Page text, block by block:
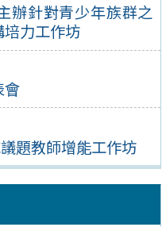
辦針對青少年族群之
力工作坊
會
題教師增能工作坊